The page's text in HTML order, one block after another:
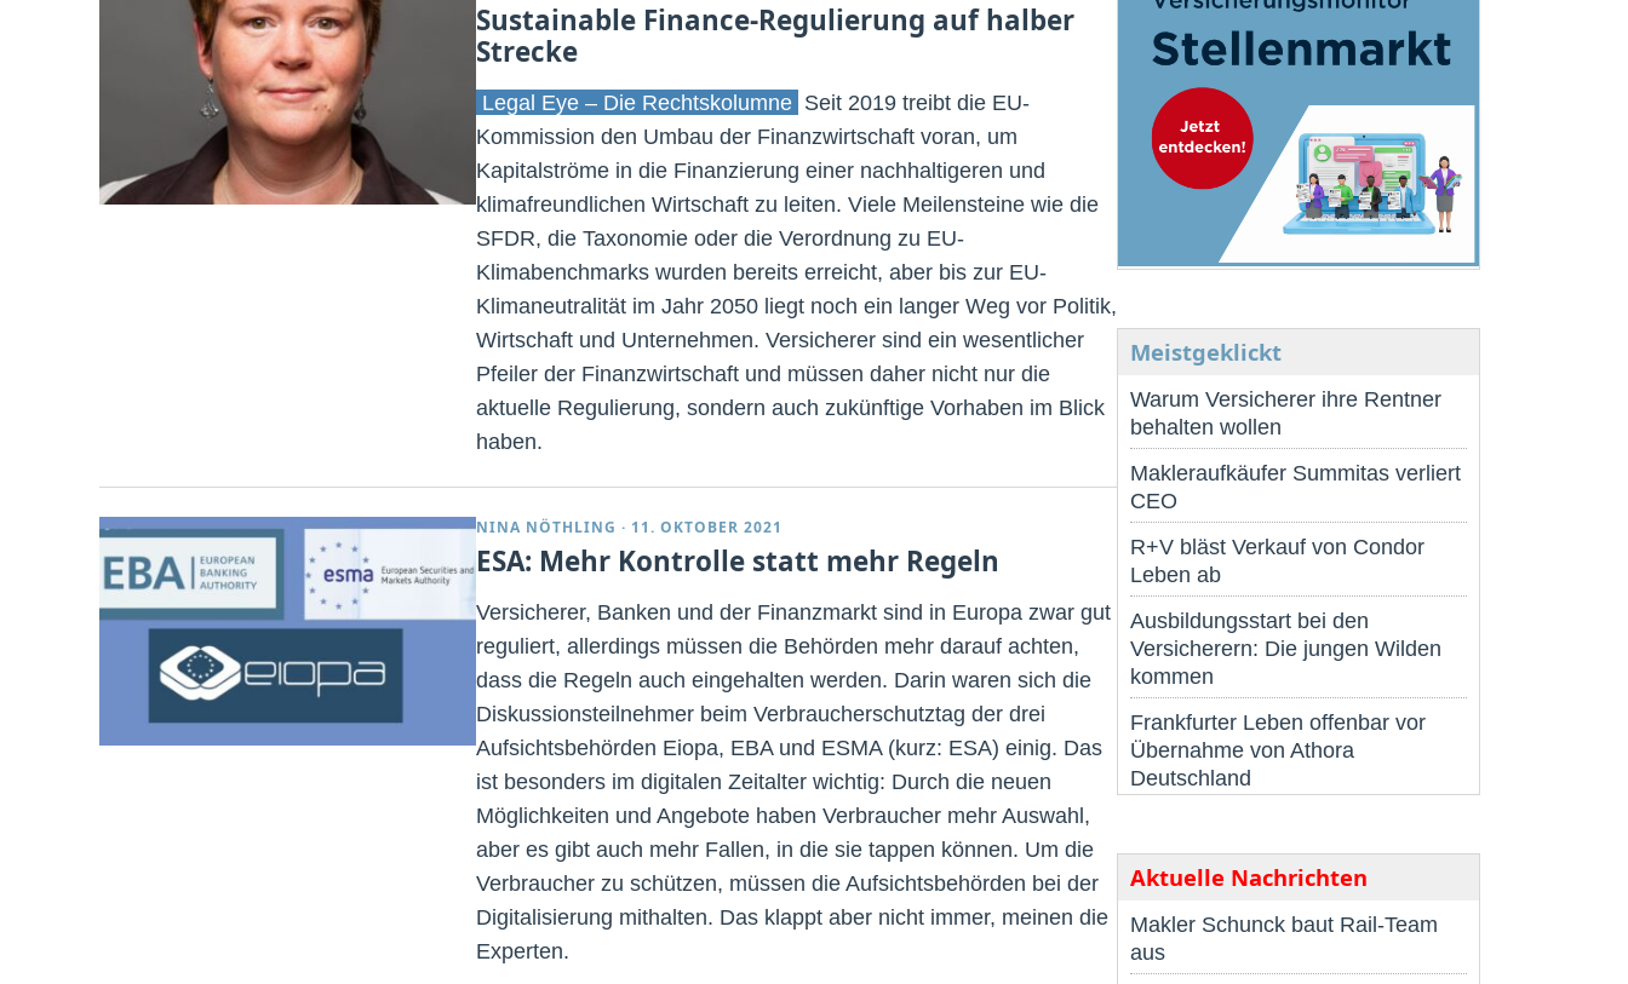
Sustainable Finance-Regulierung auf halber
Strecke
Legal Eye – Die Rechtskolumne Seit 2019 treibt die EU-
Kommission den Umbau der Finanzwirtschaft voran, um
Kapitalströme in die Finanzierung einer nachhaltigeren und
klimafreundlichen Wirtschaft zu leiten. Viele Meilensteine wie die
SFDR, die Taxonomie oder die Verordnung zu EU-
Klimabenchmarks wurden bereits erreicht, aber bis zur EU-
Klimaneutralität im Jahr 2050 liegt noch ein langer Weg vor Politik,
Wirtschaft und Unternehmen. Versicherer sind ein wesentlicher
Pfeiler der Finanzwirtschaft und müssen daher nicht nur die
aktuelle Regulierung, sondern auch zukünftige Vorhaben im Blick
haben.
NINA NÖTHLING · 11. OKTOBER 2021
ESA: Mehr Kontrolle statt mehr Regeln
Versicherer, Banken und der Finanzmarkt sind in Europa zwar gut
reguliert, allerdings müssen die Behörden mehr darauf achten,
dass die Regeln auch eingehalten werden. Darin waren sich die
Diskussionsteilnehmer beim Verbraucherschutztag der drei
Aufsichtsbehörden Eiopa, EBA und ESMA (kurz: ESA) einig. Das
ist besonders im digitalen Zeitalter wichtig: Durch die neuen
Möglichkeiten und Angebote haben Verbraucher mehr Auswahl,
aber es gibt auch mehr Fallen, in die sie tappen können. Um die
Verbraucher zu schützen, müssen die Aufsichtsbehörden bei der
Digitalisierung mithalten. Das klappt aber nicht immer, meinen die
Experten.
Meistgeklickt
Warum Versicherer ihre Rentner
behalten wollen
Makleraufkäufer Summitas verliert
CEO
R+V bläst Verkauf von Condor
Leben ab
Ausbildungsstart bei den
Versicherern: Die jungen Wilden
kommen
Frankfurter Leben offenbar vor
Übernahme von Athora
Deutschland
Aktuelle Nachrichten
Makler Schunck baut Rail-Team
aus